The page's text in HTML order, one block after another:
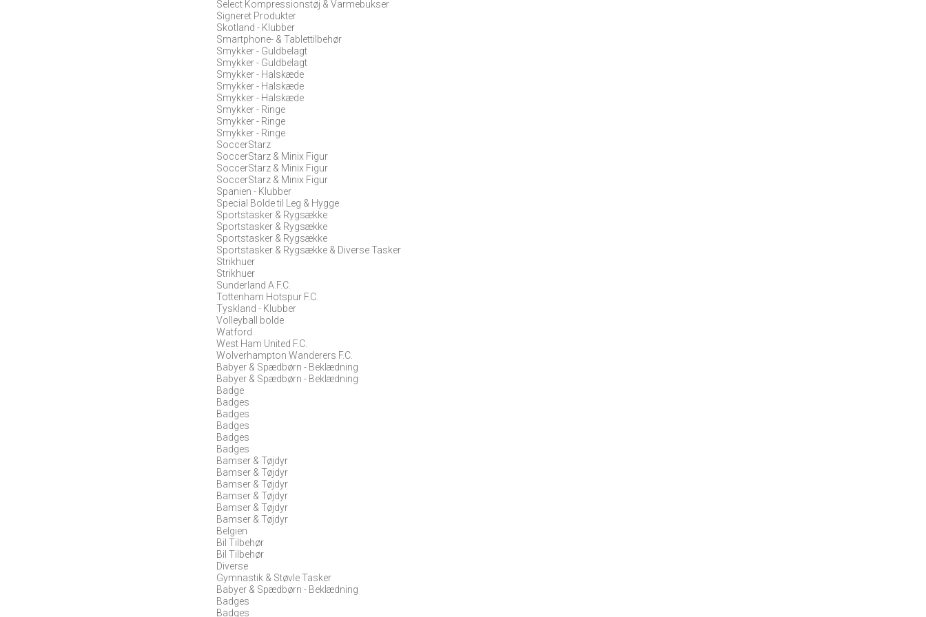
Select Kompressionstøj & Varmebukser
Signeret Produkter
Skotland - Klubber
Smartphone- & Tablettilbehør
Smykker - Guldbelagt
Smykker - Guldbelagt
Smykker - Halskæde
Smykker - Halskæde
Smykker - Halskæde
Smykker - Ringe
Smykker - Ringe
Smykker - Ringe
SoccerStarz
SoccerStarz & Minix Figur
SoccerStarz & Minix Figur
SoccerStarz & Minix Figur
Spanien - Klubber
Special Bolde til Leg & Hygge
Sportstasker & Rygsække
Sportstasker & Rygsække
Sportstasker & Rygsække
Sportstasker & Rygsække & Diverse Tasker
Strikhuer
Strikhuer
Sunderland A.F.C.
Tottenham Hotspur F.C.
Tyskland - Klubber
Volleyball bolde
Watford
West Ham United F.C.
Wolverhampton Wanderers F.C.
Babyer & Spædbørn - Beklædning
Babyer & Spædbørn - Beklædning
Badge
Badges
Badges
Badges
Badges
Badges
Bamser & Tøjdyr
Bamser & Tøjdyr
Bamser & Tøjdyr
Bamser & Tøjdyr
Bamser & Tøjdyr
Bamser & Tøjdyr
Belgien
Bil Tilbehør
Bil Tilbehør
Diverse
Gymnastik & Støvle Tasker
Babyer & Spædbørn - Beklædning
Badges
Badges